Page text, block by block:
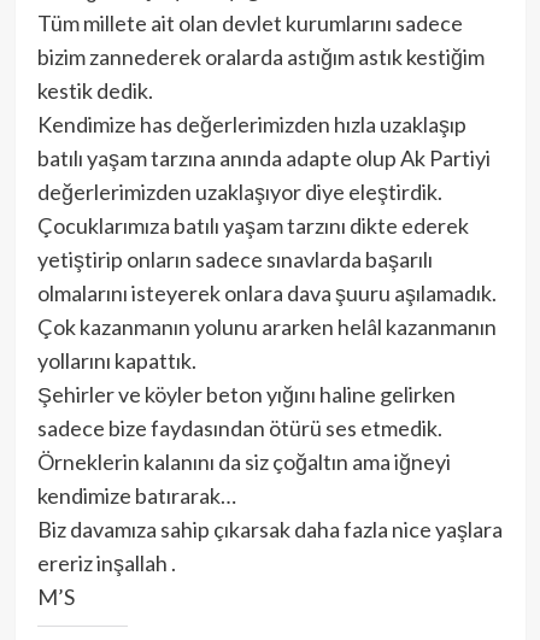
Tüm millete ait olan devlet kurumlarını sadece
bizim zannederek oralarda astığım astık kestiğim
kestik dedik.
Kendimize has değerlerimizden hızla uzaklaşıp
batılı yaşam tarzına anında adapte olup Ak Partiyi
değerlerimizden uzaklaşıyor diye eleştirdik.
Çocuklarımıza batılı yaşam tarzını dikte ederek
yetiştirip onların sadece sınavlarda başarılı
olmalarını isteyerek onlara dava şuuru aşılamadık.
Çok kazanmanın yolunu ararken helâl kazanmanın
yollarını kapattık.
Şehirler ve köyler beton yığını haline gelirken
sadece bize faydasından ötürü ses etmedik.
Örneklerin kalanını da siz çoğaltın ama iğneyi
kendimize batırarak…
Biz davamıza sahip çıkarsak daha fazla nice yaşlara
ereriz inşallah .
M’S